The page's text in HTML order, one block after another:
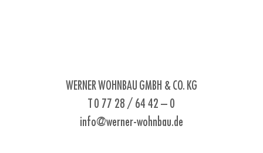
WERNER WOHNBAU GMBH & CO. KG
T 0 77 28 / 64 42 – 0
info@werner-wohnbau.de